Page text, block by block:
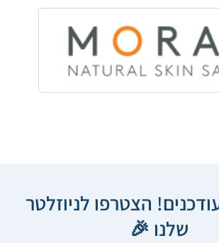
הצטרפו לניוזלטר
שלנו 🎉